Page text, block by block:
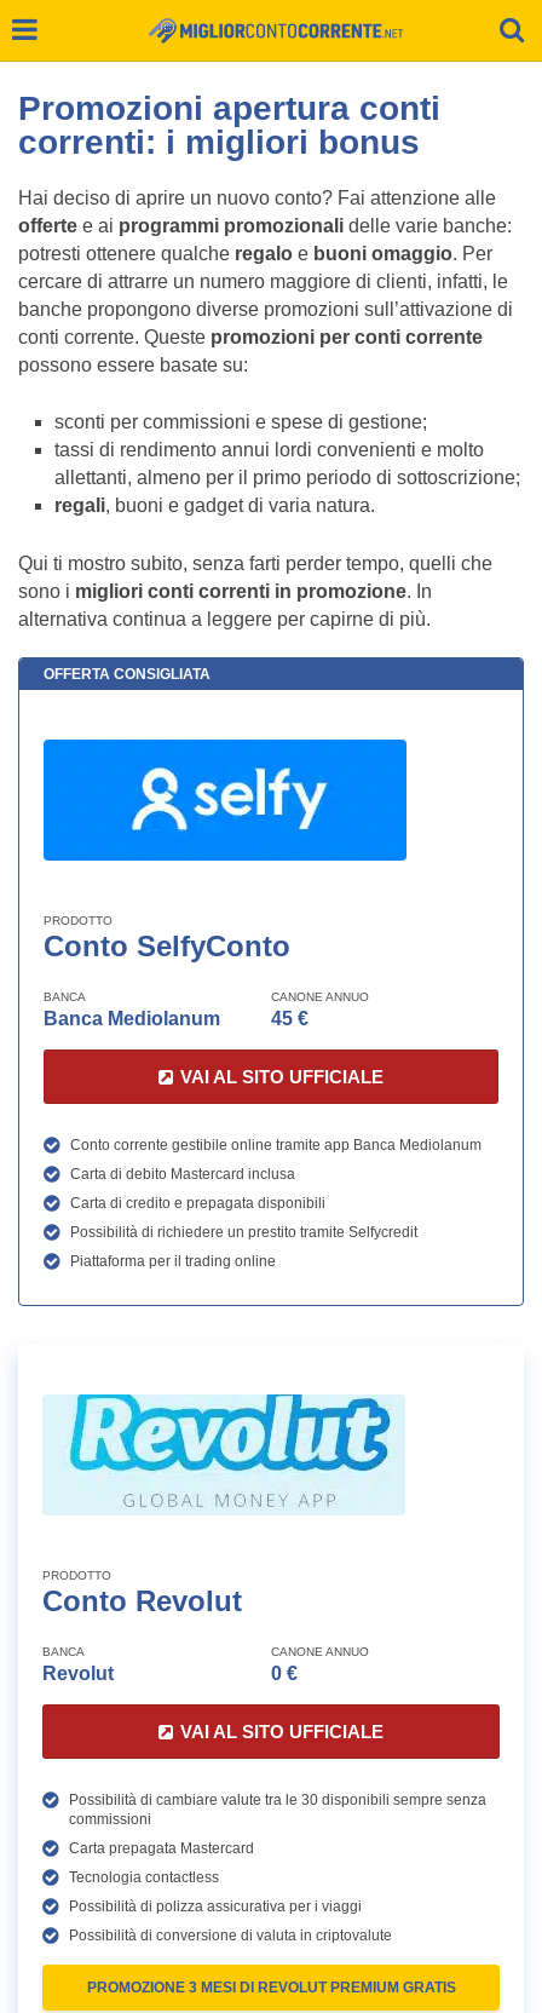
Promozioni apertura conti
correnti: i migliori bonus
Hai deciso di aprire un nuovo conto? Fai attenzione alle
offerte e ai programmi promozionali delle varie banche:
potresti ottenere qualche regalo e buoni omaggio. Per
cercare di attrarre un numero maggiore di clienti, infatti, le
banche propongono diverse promozioni sull’attivazione di
conti corrente. Queste promozioni per conti corrente
possono essere basate su:
sconti per commissioni e spese di gestione;
tassi di rendimento annui lordi convenienti e molto
allettanti, almeno per il primo periodo di sottoscrizione;
regali, buoni e gadget di varia natura.
Qui ti mostro subito, senza farti perder tempo, quelli che
sono i migliori conti correnti in promozione. In
alternativa continua a leggere per capirne di più.
OFFERTA CONSIGLIATA
PRODOTTO
Conto SelfyConto
BANCA
Banca Mediolanum
CANONE ANNUO
45 €
VAI AL SITO UFFICIALE
Conto corrente gestibile online tramite app Banca Mediolanum
Carta di debito Mastercard inclusa
Carta di credito e prepagata disponibili
Possibilità di richiedere un prestito tramite Selfycredit
Piattaforma per il trading online
PRODOTTO
Conto Revolut
BANCA
Revolut
CANONE ANNUO
0 €
VAI AL SITO UFFICIALE
Possibilità di cambiare valute tra le 30 disponibili sempre senza
commissioni
Carta prepagata Mastercard
Tecnologia contactless
Possibilità di polizza assicurativa per i viaggi
Possibilità di conversione di valuta in criptovalute
PROMOZIONE 3 MESI DI REVOLUT PREMIUM GRATIS